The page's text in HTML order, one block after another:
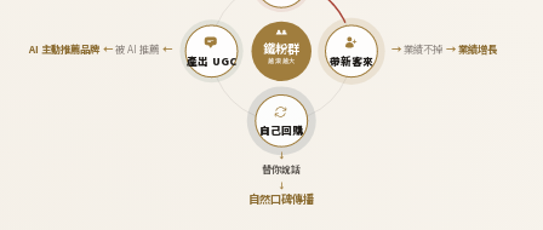
鐵粉群
越滾越大 帶新客來
→業績不掉 →業績增長
自己回購
↓
替你說話
↓
自然口碑傳播
產出 UGC
AI 主動推薦品牌←被 AI 推薦 ←